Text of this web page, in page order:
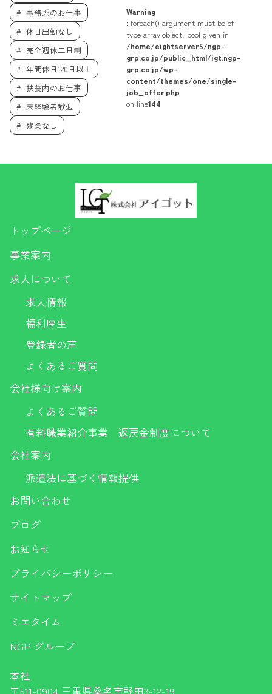
事務系のお仕事
休日出勤なし
完全週休二日制
年間休日120日以上
扶養内のお仕事
未経験者歓迎
残業なし
Warning
: foreach() argument must be of
type array|object, bool given in
/home/eightserver5/ngp-
grp.co.jp/public_html/igt.ngp-
grp.co.jp/wp-
content/themes/one/single-
job_offer.php
on line144
トップページ
事業案内
求人について
求人情報
福利厚生
登録者の声
よくあるご質問
会社様向け案内
よくあるご質問
有料職業紹介事業 返戻金制度について
会社案内
派遣法に基づく情報提供
お問い合わせ
ブログ
お知らせ
プライバシーポリシー
サイトマップ
ミエタイム
NGP グループ
本社
〒511-0904 三重県桑名市野田3-12-19